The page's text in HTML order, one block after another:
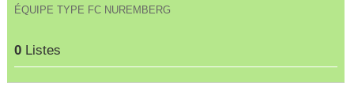
ÉQUIPE TYPE FC NUREMBERG
0 Listes